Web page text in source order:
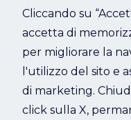
Cliccando su
accetta di
per migliorare la
l'utilizzo del sito e
di marketing.
click sulla X,